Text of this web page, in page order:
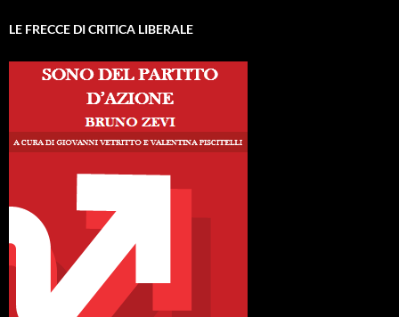
LE FRECCE DI CRITICA LIBERALE